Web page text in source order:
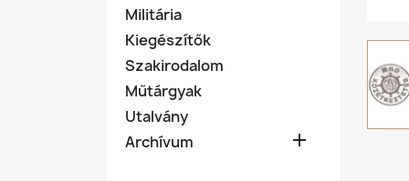
Militária
Kiegészítők
Szakirodalom
Műtárgyak
Utalvány
Archívum
